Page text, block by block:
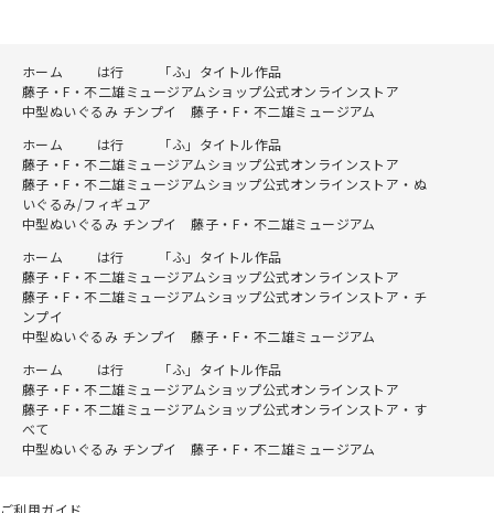
ホーム は行
「ふ」タイトル作品
藤子・F・不二雄ミュージアムショップ公式オンラインストア
中型ぬいぐるみ チンプイ 藤子・F・不二雄ミュージアム
ホーム
は行
「ふ」タイトル作品
藤子・F・不二雄ミュージアムショップ公式オンラインストア
藤子・F・不二雄ミュージアムショップ公式オンラインストア・ぬ
いぐるみ/フィギュア
中型ぬいぐるみ チンプイ 藤子・F・不二雄ミュージアム
ホーム
は行
「ふ」タイトル作品
藤子・F・不二雄ミュージアムショップ公式オンラインストア
藤子・F・不二雄ミュージアムショップ公式オンラインストア・チ
ンプイ
中型ぬいぐるみ チンプイ 藤子・F・不二雄ミュージアム
ホーム
は行
「ふ」タイトル作品
藤子・F・不二雄ミュージアムショップ公式オンラインストア
藤子・F・不二雄ミュージアムショップ公式オンラインストア・す
べて
中型ぬいぐるみ チンプイ 藤子・F・不二雄ミュージアム
ご利用ガイド